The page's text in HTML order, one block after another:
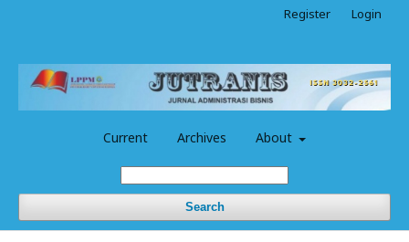
Current Archives About
Search
Register Login